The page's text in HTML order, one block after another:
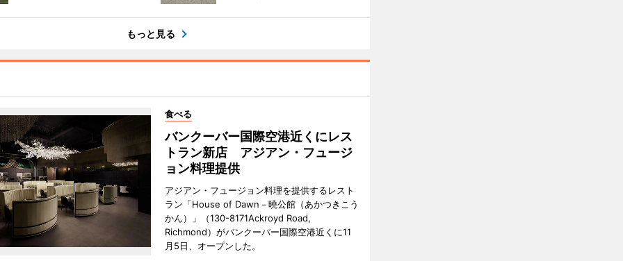
もっと見る
食べる
バンクーバー国際空港近くにレス
トラン新店 アジアン・フュージ
ョン料理提供
アジアン・フュージョン料理を提供するレスト
ラン「House of Dawn－曉公館（あかつきこう
かん）」（130-8171Ackroyd Road,
Richmond）がバンクーバー国際空港近くに11
月5日、オープンした。